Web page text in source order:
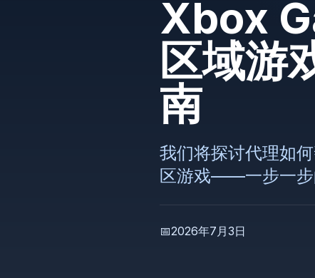
Xbox
区域游
南
我们将探讨代理如
区游戏——一步一步
📅2026年7月3日